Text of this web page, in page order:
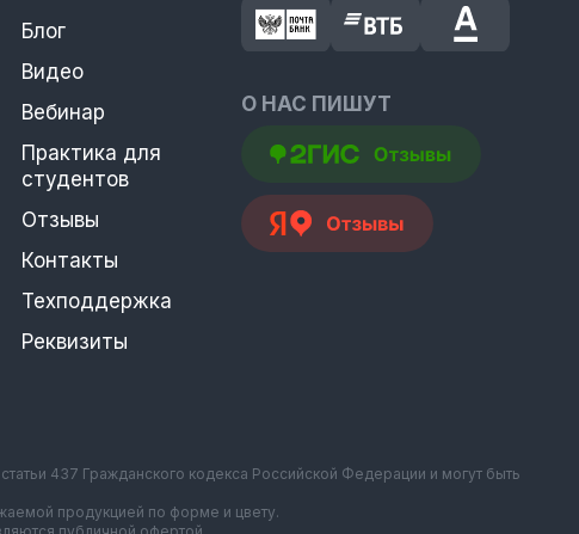
Блог
Видео
Вебинар
Практика для
студентов
Отзывы
Контакты
Техподдержка
Реквизиты
О НАС ПИШУТ
437 Гражданского кодекса Российской Федерации и могут быть
продукцией по форме и цвету.